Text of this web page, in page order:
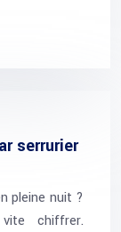
serrurier
pleine nuit ?
chiffrer.